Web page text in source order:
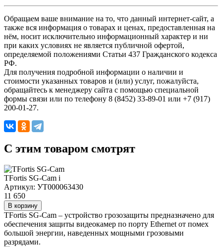
Обращаем ваше внимание на то, что данный интернет-сайт, а
также вся информация о товарах и ценах, предоставленная на
нём, носит исключительно информационный характер и ни
при каких условиях не является публичной офертой,
определяемой положениями Статьи 437 Гражданского кодекса
РФ.
Для получения подробной информации о наличии и
стоимости указанных товаров и (или) услуг, пожалуйста,
обращайтесь к менеджеру сайта с помощью специальной
формы связи или по телефону 8 (8452) 33-89-01 или +7 (917)
200-01-27.
C этим товаром смотрят
TFortis SG-Cam i
Артикул: УТ000063430
11 650
В корзину
TFortis SG-Cam – устройство грозозащиты предназначено для
обеспечения защиты видеокамер по порту Ethernet от помех
большой энергии, наведенных мощными грозовыми
разрядами.